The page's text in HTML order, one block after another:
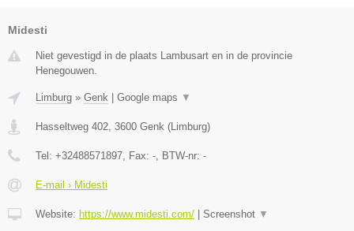
Midesti
Niet gevestigd in de plaats Lambusart en in de provincie
Henegouwen.
Limburg » Genk Google maps ▼
Hasseltweg 402, 3600 Genk (Limburg)
Tel: +32488571897, Fax: -, BTW-nr: -
E-mail › Midesti
Website: https://www.midesti.com/ Screenshot ▼